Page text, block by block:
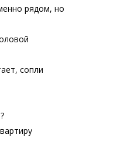
рядом, но
сопли